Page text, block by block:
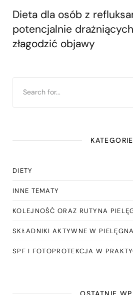
Dieta dla osób z
potencjalnie
złagodzić objawy
KATEGORIE
DIETY
INNE TEMATY
KOLEJNOŚĆ ORAZ RUTYNA
SKŁADNIKI AKTYWNE W
SPF I FOTOPROTEKCJA W